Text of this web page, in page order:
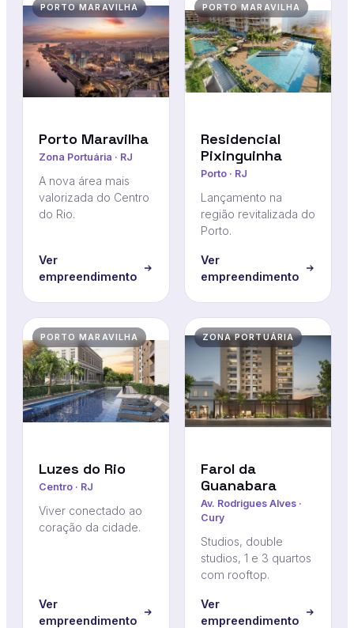
PORTO MARAVILHA
Porto Maravilha
Zona Portuária · RJ
A nova área mais
valorizada do Centro
do Rio.
Ver
empreendimento
PORTO MARAVILHA
Residencial
Pixinguinha
Porto · RJ
Lançamento na
região revitalizada do
Porto.
Ver
empreendimento
PORTO MARAVILHA
Luzes do Rio
Centro · RJ
Viver conectado ao
coração da cidade.
Ver
empreendimento
ZONA PORTUÁRIA
Farol da
Guanabara
Av. Rodrigues Alves ·
Cury
Studios, double
studios, 1 e 3 quartos
com rooftop.
Ver
empreendimento